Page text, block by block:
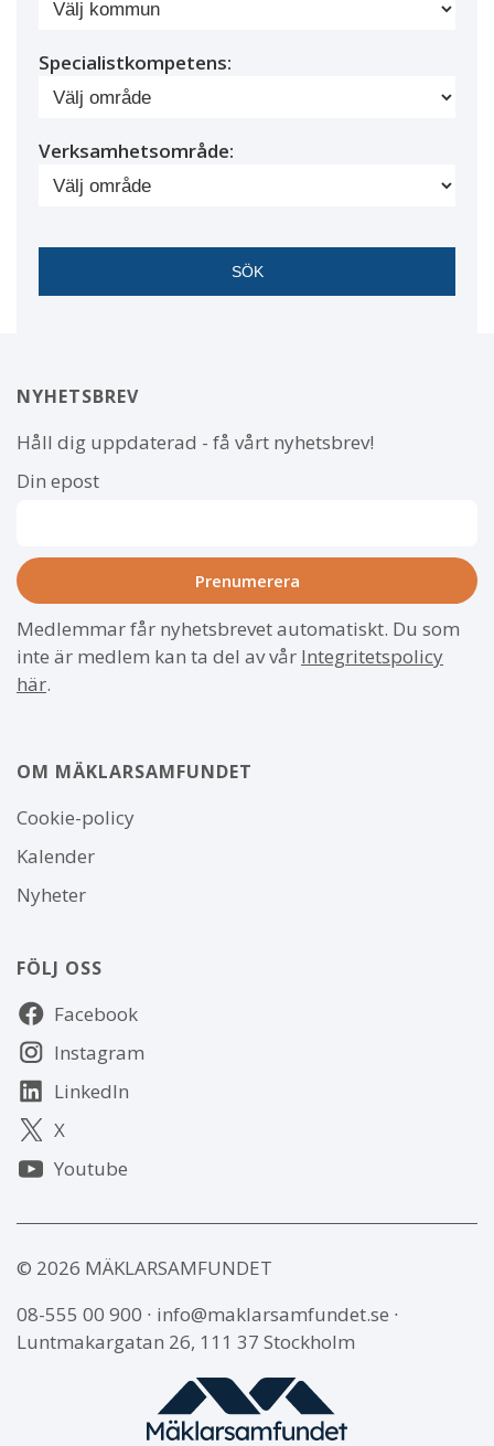
Specialistkompetens:
Verksamhetsområde:
NYHETSBREV
Håll dig uppdaterad - få vårt nyhetsbrev!
Din epost
Medlemmar får nyhetsbrevet automatiskt. Du som
inte är medlem kan ta del av vår Integritetspolicy
här.
OM MÄKLARSAMFUNDET
Om
webbplatsen
Cookie-policy
Kalender
Nyheter
FÖLJ OSS
Följ
oss Facebook
Instagram
LinkedIn
X
Youtube
© 2026 MÄKLARSAMFUNDET
08-555 00 900 ∙ info@maklarsamfundet.se ∙
Luntmakargatan 26, 111 37 Stockholm